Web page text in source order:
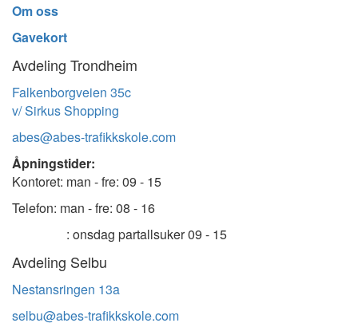
Om oss
Gavekort
Avdeling Trondheim
Falkenborgveien 35c
v/ Sirkus Shopping
abes@abes-trafikkskole.com
Åpningstider:
Kontoret: man - fre: 09 - 15
Telefon: man - fre: 08 - 16
: onsdag partallsuker 09 - 15
Avdeling Selbu
Nestansringen 13a
selbu@abes-trafikkskole.com